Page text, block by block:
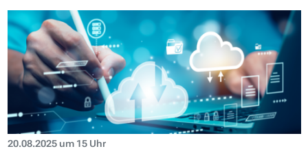
20.08.2025 um 15 Uhr